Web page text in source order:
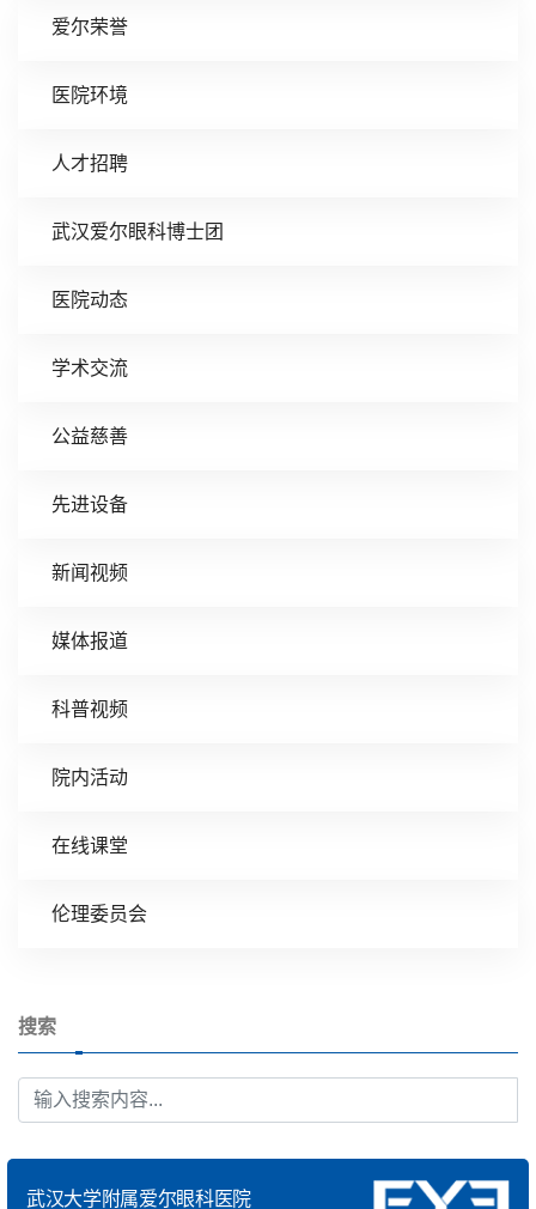
爱尔荣誉
医院环境
人才招聘
武汉爱尔眼科博士团
医院动态
学术交流
公益慈善
先进设备
新闻视频
媒体报道
科普视频
院内活动
在线课堂
伦理委员会
搜索
武汉大学附属爱尔眼科医院